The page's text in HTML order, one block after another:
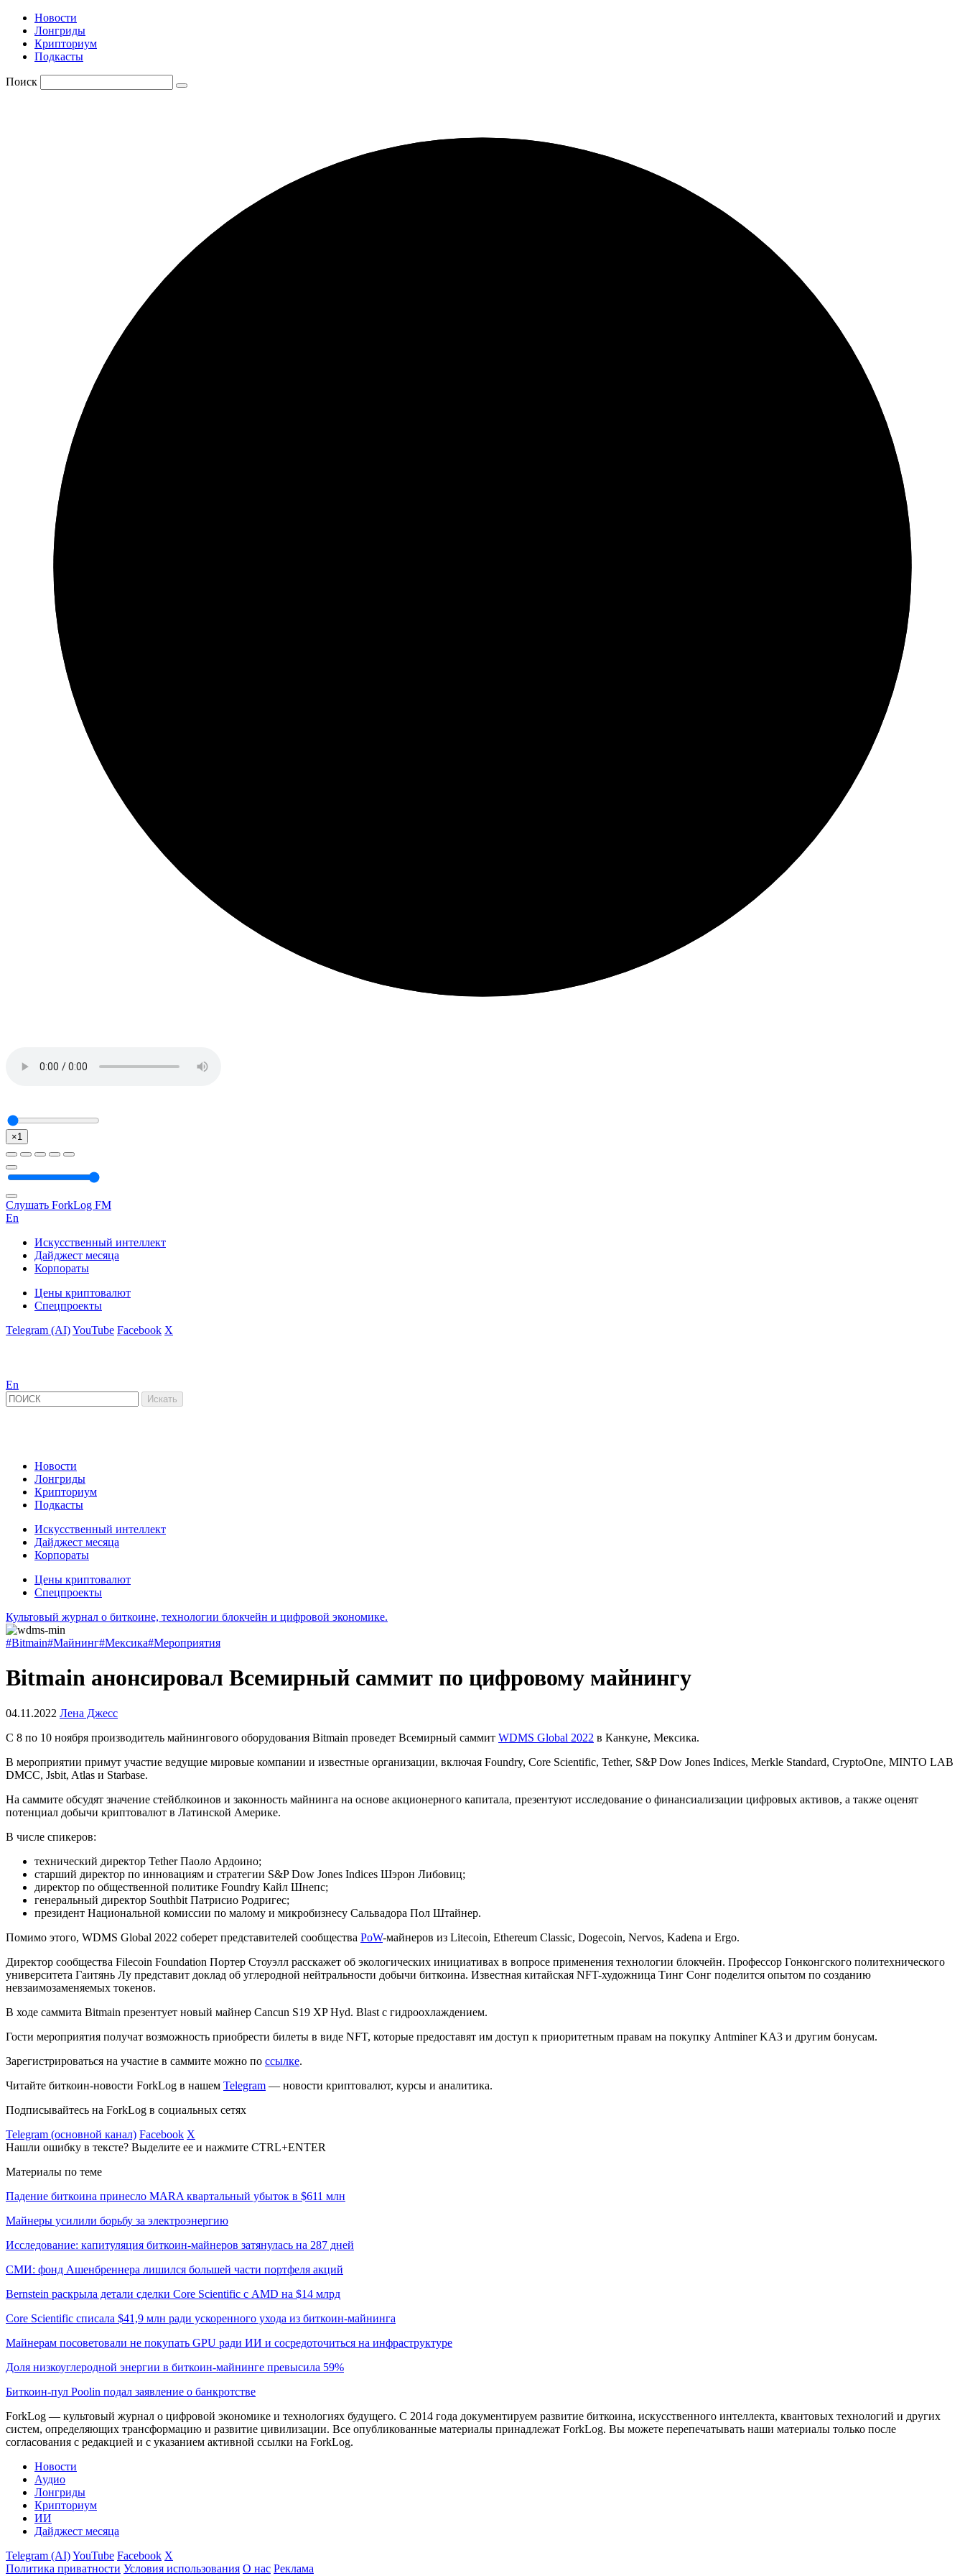
Новости
Лонгриды
Крипториум
Подкасты
Поиск
×1
Слушать ForkLog FM
En
Искусственный интеллект
Дайджест месяца
Корпораты
Цены криптовалют
Спецпроекты
Telegram (AI)YouTube Facebook X
En
Новости
Лонгриды
Крипториум
Подкасты
Искусственный интеллект
Дайджест месяца
Корпораты
Цены криптовалют
Спецпроекты
Культовый журнал о биткоине, технологии блокчейн и цифровой экономике.
#Bitmain#Майнинг#Мексика#Мероприятия
Bitmain анонсировал Всемирный саммит по цифровому майнингу
04.11.2022 Лена Джесс
С 8 по 10 ноября производитель майнингового оборудования Bitmain проведет Всемирный саммит WDMS Global 2022 в Канкуне, Мексика.
В мероприятии примут участие ведущие мировые компании и известные организации, включая Foundry, Core Scientific, Tether, S&P Dow Jones Indices, Merkle Standard, CryptoOne, MINTO LAB
DMCC, Jsbit, Atlas и Starbase.
На саммите обсудят значение стейблкоинов и законность майнинга на основе акционерного капитала, презентуют исследование о финансиализации цифровых активов, а также оценят
потенциал добычи криптовалют в Латинской Америке.
В числе спикеров:
технический директор Tether Паоло Ардоино;
старший директор по инновациям и стратегии S&P Dow Jones Indices Шэрон Либовиц;
директор по общественной политике Foundry Кайл Шнепс;
генеральный директор Southbit Патрисио Родригес;
президент Национальной комиссии по малому и микробизнесу Сальвадора Пол Штайнер.
Помимо этого, WDMS Global 2022 соберет представителей сообщества PoW-майнеров из Litecoin, Ethereum Classic, Dogecoin, Nervos, Kadena и Ergo.
Директор сообщества Filecoin Foundation Портер Стоуэлл расскажет об экологических инициативах в вопросе применения технологии блокчейн. Профессор Гонконгского политехнического
университета Гаитянь Лу представит доклад об углеродной нейтральности добычи биткоина. Известная китайская NFT-художница Тинг Сонг поделится опытом по созданию
невзаимозаменяемых токенов.
В ходе саммита Bitmain презентует новый майнер Cancun S19 XP Hyd. Blast с гидроохлаждением.
Гости мероприятия получат возможность приобрести билеты в виде NFT, которые предоставят им доступ к приоритетным правам на покупку Antminer KA3 и другим бонусам.
Зарегистрироваться на участие в саммите можно по ссылке.
Читайте биткоин-новости ForkLog в нашем Telegram — новости криптовалют, курсы и аналитика.
Подписывайтесь на ForkLog в социальных сетях
Telegram (основной канал) Facebook X
Нашли ошибку в тексте? Выделите ее и нажмите CTRL+ENTER
Материалы по теме
Падение биткоина принесло MARA квартальный убыток в $611 млн
Майнеры усилили борьбу за электроэнергию
Исследование: капитуляция биткоин-майнеров затянулась на 287 дней
СМИ: фонд Ашенбреннера лишился большей части портфеля акций
Bernstein раскрыла детали сделки Core Scientific с AMD на $14 млрд
Core Scientific списала $41,9 млн ради ускоренного ухода из биткоин-майнинга
Майнерам посоветовали не покупать GPU ради ИИ и сосредоточиться на инфраструктуре
Доля низкоуглеродной энергии в биткоин-майнинге превысила 59%
Биткоин-пул Poolin подал заявление о банкротстве
ForkLog — культовый журнал о цифровой экономике и технологиях будущего. С 2014 года документируем развитие биткоина, искусственного интеллекта, квантовых технологий и других
систем, определяющих трансформацию и развитие цивилизации. Все опубликованные материалы принадлежат ForkLog. Вы можете перепечатывать наши материалы только после
согласования с редакцией и с указанием активной ссылки на ForkLog.
Новости
Аудио
Лонгриды
Крипториум
ИИ
Дайджест месяца
Telegram (AI)YouTube Facebook X
Политика приватности Условия использования О нас Реклама